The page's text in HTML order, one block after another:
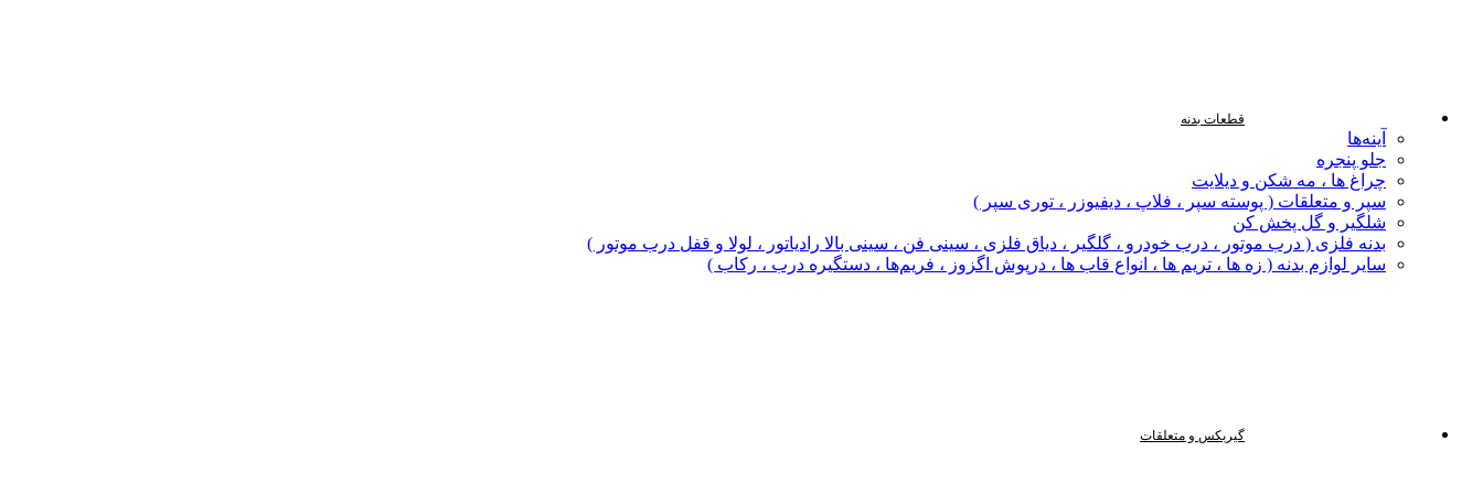
قطعات بدنه
آینه‌ها
جلو پنجره
چراغ‌ ها ، مه‌ شکن و دیلایت
سپر و متعلقات ( پوسته سپر ، فلاپ ، دیفیوزر ، توری سپر )
شلگیر و گل‌ پخش‌ کن
بدنه فلزی ( درب موتور ، درب خودرو ، گلگیر ، دیاق فلزی ، سینی فن ، سینی بالا رادیاتور ، لولا و قفل درب موتور )
سایر لوازم بدنه ( زه ها ، تریم ها ، انواع قاب ها ، درپوش اگزوز ، فریم‌ها ، دستگیره درب ، رکاب )
گیربکس و متعلقات